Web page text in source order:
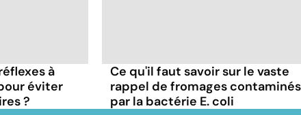
à
éviter
?
Ce qu'il faut savoir sur le vaste
rappel de fromages contaminés
par la bactérie E. coli